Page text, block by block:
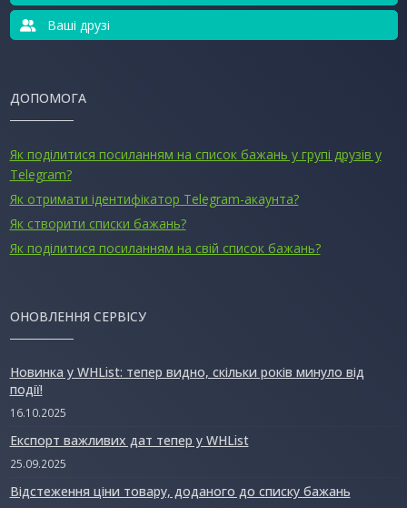
Ваші друзі
ДОПОМОГА
Як поділитися посиланням на список бажань у групі друзів у
Telegram?
Як отримати ідентифікатор Telegram-акаунта?
Як створити списки бажань?
Як поділитися посиланням на свій список бажань?
ОНОВЛЕННЯ СЕРВІСУ
Новинка у WHList: тепер видно, скільки років минуло від
події!
16.10.2025
Експорт важливих дат тепер у WHList
25.09.2025
Відстеження ціни товару, доданого до списку бажань